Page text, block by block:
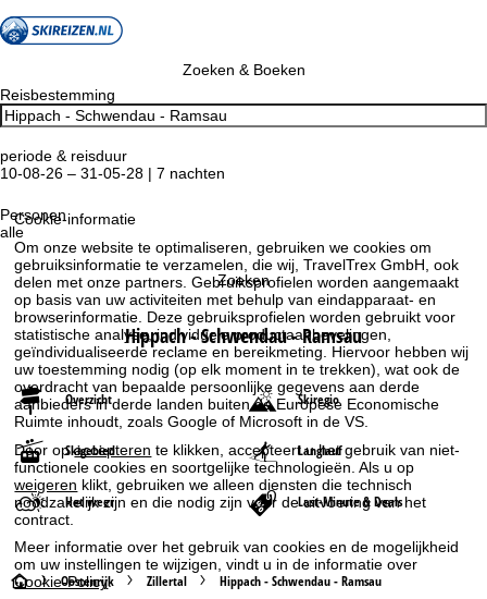
Cookie-informatie
Om onze website te optimaliseren, gebruiken we cookies om
gebruiksinformatie te verzamelen, die wij, TravelTrex GmbH, ook
delen met onze partners. Gebruiksprofielen worden aangemaakt
op basis van uw activiteiten met behulp van eindapparaat- en
browserinformatie. Deze gebruiksprofielen worden gebruikt voor
statistische analyse, individuele productaanbevelingen,
geïndividualiseerde reclame en bereikmeting. Hiervoor hebben wij
uw toestemming nodig (op elk moment in te trekken), wat ook de
overdracht van bepaalde persoonlijke gegevens aan derde
aanbieders in derde landen buiten de Europese Economische
Ruimte inhoudt, zoals Google of Microsoft in de VS.
Door opaccepteren te klikken, accepteert u het gebruik van niet-
functionele cookies en soortgelijke technologieën. Als u op
weigeren klikt, gebruiken we alleen diensten die technisch
noodzakelijk zijn en die nodig zijn voor de uitvoering van het
contract.
Meer informatie over het gebruik van cookies en de mogelijkheid
om uw instellingen te wijzigen, vindt u in de informatie over
Cookie-Policy.
Zoeken & Boeken
Reisbestemming
periode & reisduur
10-08-26 – 31-05-28 | 7 nachten
Personen
alle
Zoeken
Hippach - Schwendau - Ramsau
Overzicht Skiregio
Skigebied Langlauf
Het weer Last-Minute & Deals
S Oostenrijk Zillertal Hippach - Schwendau - Ramsau